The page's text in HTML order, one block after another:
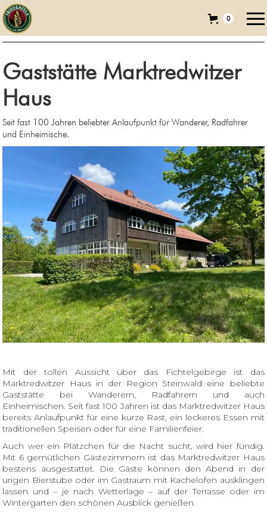
0
Gaststätte Marktredwitzer
Haus
Seit fast 100 Jahren beliebter Anlaufpunkt für Wanderer, Radfahrer
und Einheimische.
Mit der tollen Aussicht über das Fichtelgebirge ist das
Marktredwitzer Haus in der Region Steinwald eine beliebte
Gaststätte bei Wanderern, Radfahrern und auch
Einheimischen. Seit fast 100 Jahren ist das Marktredwitzer Haus
bereits Anlaufpunkt für eine kurze Rast, ein leckeres Essen mit
traditionellen Speisen oder für eine Familienfeier.
Auch wer ein Plätzchen für die Nacht sucht, wird hier fündig.
Mit 6 gemütlichen Gästezimmern ist das Marktredwitzer Haus
bestens ausgestattet. Die Gäste können den Abend in der
urigen Bierstube oder im Gastraum mit Kachelofen ausklingen
lassen und – je nach Wetterlage – auf der Terrasse oder im
Wintergarten den schönen Ausblick genießen.